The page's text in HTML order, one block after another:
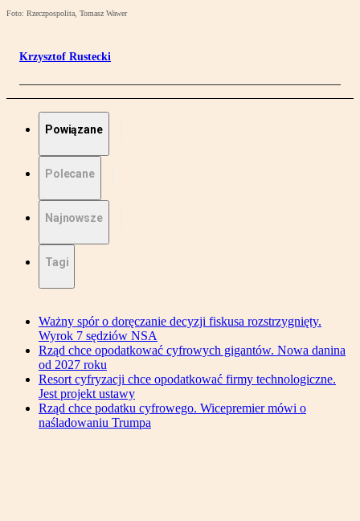
Foto: Rzeczpospolita, Tomasz Wawer
Krzysztof Rustecki
Powiązane
Polecane
Najnowsze
Tagi
Ważny spór o doręczanie decyzji fiskusa rozstrzygnięty.
Wyrok 7 sędziów NSA
Rząd chce opodatkować cyfrowych gigantów. Nowa danina
od 2027 roku
Resort cyfryzacji chce opodatkować firmy technologiczne.
Jest projekt ustawy
Rząd chce podatku cyfrowego. Wicepremier mówi o
naśladowaniu Trumpa